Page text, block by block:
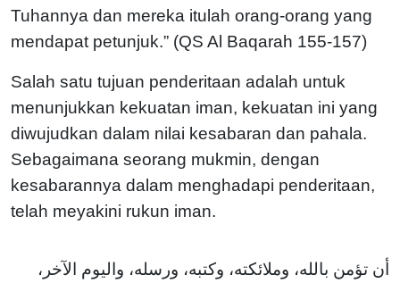
Tuhannya dan mereka itulah orang-orang yang
mendapat petunjuk.” (QS Al Baqarah 155-157)
Salah satu tujuan penderitaan adalah untuk
menunjukkan kekuatan iman, kekuatan ini yang
diwujudkan dalam nilai kesabaran dan pahala.
Sebagaimana seorang mukmin, dengan
kesabarannya dalam menghadapi penderitaan,
telah meyakini rukun iman.
أن تؤمن بالله، وملائكته، وكتبه، ورسله، واليوم الآخر،